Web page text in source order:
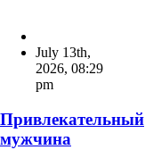
July 13th,
2026, 08:29
pm
Привлекательный
мужчина